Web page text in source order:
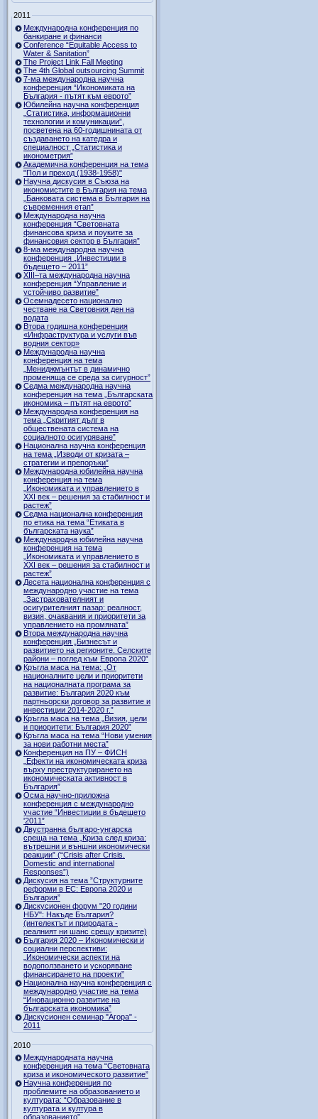
2011
Международна конференция по
банкиране и финанси
Conference “Equitable Access to
Water & Sanitation”
The Project Link Fall Meeting
The 4th Global outsourcing Summit
7-ма международна научна
конференция “Икономиката на
България - пътят към еврото”
Юбилейна научна конференция
„Статистика, информационни
технологии и комуникации”,
посветена на 60-годишнината от
създаването на катедра и
специалност „Статистика и
иконометрия”
Академична конференция на тема
"Пол и преход (1938-1958)"
Научна дискусия в Съюза на
икономистите в България на тема
„Банковата система в България на
съвременния етап”
Международна научна
конференция “Световната
финансова криза и поуките за
финансовия сектор в България”
8-ма международна научна
конференция „Инвестиции в
бъдещето – 2011”
ХІІІ–та международна научна
конференция “Управление и
устойчиво развитие”
Осемнадесето национално
честване на Световния ден на
водата
Втора годишна конференция
«Инфраструктура и услуги във
водния сектор»
Международна научна
конференция на тема
„Мениджмънтът в динамично
променяща се среда за сигурност”
Седма международна научна
конференция на тема „Българската
икономика – пътят на еврото”
Международна конференция на
тема „Скритият дълг в
обществената система на
социалното осигуряване”
Национална научна конференция
на тема „Изводи от кризата –
стратегии и препоръки”
Международна юбилейна научна
конференция на тема
„Икономиката и управлението в
ХХI век – решения за стабилност и
растеж”
Седма национална конференция
по етика на тема “Етиката в
българската наука”
Международна юбилейна научна
конференция на тема
„Икономиката и управлението в
ХХI век – решения за стабилност и
растеж”
Десета национална конференция с
международно участие на тема
„Застрахователният и
осигурителният пазар: реалност,
визия, очаквания и приоритети за
управлението на промяната”
Втора международна научна
конференция „Бизнесът и
развитието на регионите. Селските
райони – поглед към Европа 2020”
Кръгла маса на тема: „От
националните цели и приоритети
на националната програма за
развитие: България 2020 към
партньорски договор за развитие и
инвестиции 2014-2020 г.”
Кръгла маса на тема „Визия, цели
и приоритети: България 2020”
Кръгла маса на тема “Нови умения
за нови работни места”
Конференция на ПУ – ФИСН
„Ефекти на икономическата криза
върху преструктурирането на
икономическата активност в
България”
Осма научно-приложна
конференция с международно
участие “Инвестиции в бъдещето
'2011”
Двустранна българо-унгарска
среща на тема „Криза след криза:
вътрешни и външни икономически
реакции” (“Crisis after Crisis.
Domestic and international
Responses”)
Дискусия на тема ”Структурните
реформи в ЕС: Европа 2020 и
България”
Дискусионен форум "20 години
НБУ": Накъде България?
(интелектът и природата -
реалният ни шанс срещу кризите)
България 2020 – Икономически и
социални перспективи:
„Икономически аспекти на
водоползването и ускоряване
финансирането на проекти”
Национална научна конференция с
международно участие на тема
“Иновационно развитие на
българската икономика”
Дискусионен семинар "Агора" -
2011
2010
Международната научна
конференция на тема “Световната
криза и икономическото развитие”
Научна конференция по
проблемите на образованието и
културата: “Образование в
културата и култура в
образованието”